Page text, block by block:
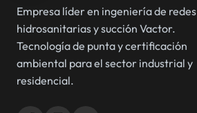
Empresa líder en ingeniería de redes
hidrosanitarias y succión Vactor.
Tecnología de punta y certificación
ambiental para el sector industrial y
residencial.